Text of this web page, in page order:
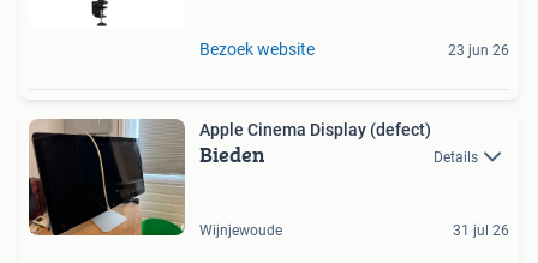
Bezoek website 23 jun 26
Apple Cinema Display (defect)
Bieden Details
Wijnjewoude 31 jul 26